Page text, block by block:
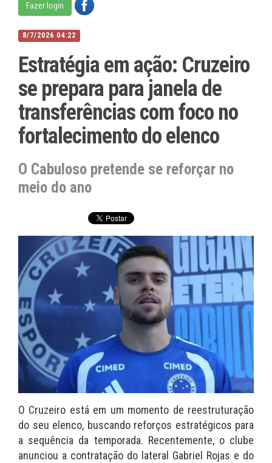
Fazer login
8/7/2026 04:22
Estratégia em ação: Cruzeiro
se prepara para janela de
transferências com foco no
fortalecimento do elenco
O Cabuloso pretende se reforçar no
meio do ano
O Cruzeiro está em um momento de reestruturação
do seu elenco, buscando reforços estratégicos para
a sequência da temporada. Recentemente, o clube
anunciou a contratação do lateral Gabriel Rojas e do